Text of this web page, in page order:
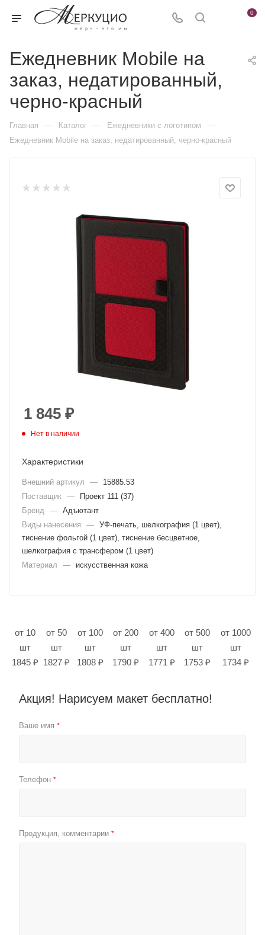
0
Ежедневник Mobile на
заказ, недатированный,
черно-красный
Главная — Каталог — Ежедневники c логотипом —
Ежедневник Mobile на заказ, недатированный, черно-красный
1 845 ₽
Нет в наличии
Характеристики
Внешний артикул —
15885.53
Поставщик —
Проект 111 (37)
Бренд
— Адъютант
Виды нанесения
— УФ-печать, шелкография (1 цвет),
тиснение фольгой (1 цвет), тиснение бесцветное,
шелкография с трансфером (1 цвет)
Материал
— искусственная кожа
от 10
шт
1845 ₽
от 50
шт
1827 ₽
от 100
шт
1808 ₽
от 200
шт
1790 ₽
от 400
шт
1771 ₽
от 500
шт
1753 ₽
от 1000
шт
1734 ₽
Акция! Нарисуем макет бесплатно!
Ваше имя *
Телефон *
Продукция, комментарии *